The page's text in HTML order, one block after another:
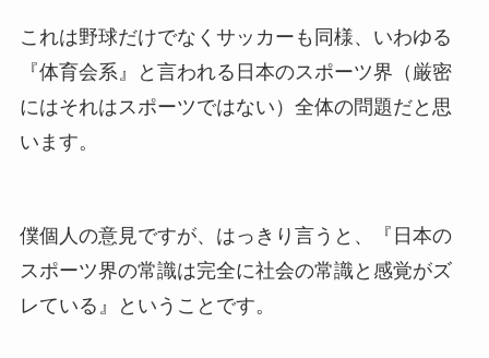
これは野球だけでなくサッカーも同様、いわゆる
『体育会系』と言われる日本のスポーツ界（厳密
にはそれはスポーツではない）全体の問題だと思
います。
僕個人の意見ですが、はっきり言うと、『日本の
スポーツ界の常識は完全に社会の常識と感覚がズ
レている』ということです。